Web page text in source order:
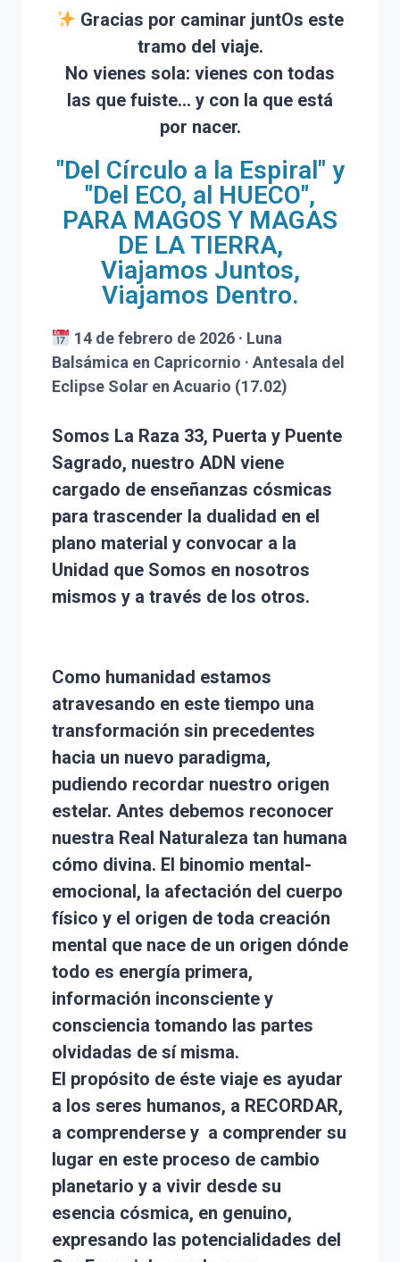
Gracias por caminar juntOs este
tramo del viaje.
No vienes sola: vienes con todas
las que fuiste… y con la que está
por nacer.
"Del Círculo a la Espiral" y
"Del ECO, al HUECO",
PARA MAGOS Y MAGAS
DE LA TIERRA,
Viajamos Juntos,
Viajamos Dentro.
14 de febrero de 2026 · Luna
Balsámica en Capricornio · Antesala del
Eclipse Solar en Acuario (17.02)
Somos La Raza 33, Puerta y Puente
Sagrado, nuestro ADN viene
cargado de enseñanzas cósmicas
para trascender la dualidad en el
plano material y convocar a la
Unidad que Somos en nosotros
mismos y a través de los otros.
Como humanidad estamos
atravesando en este tiempo una
transformación sin precedentes
hacia un nuevo paradigma,
pudiendo recordar nuestro origen
estelar. Antes debemos reconocer
nuestra Real Naturaleza tan humana
cómo divina. El binomio mental-
emocional, la afectación del cuerpo
físico y el origen de toda creación
mental que nace de un origen dónde
todo es energía primera,
información inconsciente y
consciencia tomando las partes
olvidadas de sí misma.
El propósito de éste viaje es ayudar
a los seres humanos, a RECORDAR,
a comprenderse y a comprender su
lugar en este proceso de cambio
planetario y a vivir desde su
esencia cósmica, en genuino,
expresando las potencialidades del